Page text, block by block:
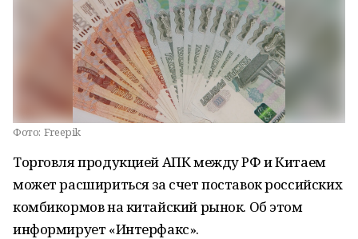
Фото: Freepik
Торговля продукцией АПК между РФ и Китаем
может расшириться за счет поставок российских
комбикормов на китайский рынок. Об этом
информирует «Интерфакс».